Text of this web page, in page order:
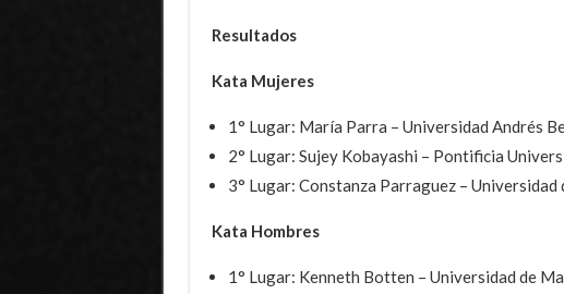
Resultados
Kata Mujeres
1° Lugar: María Parra – Universidad Andrés
2° Lugar: Sujey Kobayashi – Pontificia
3° Lugar: Constanza Parraguez – Universidad
Kata Hombres
1° Lugar: Kenneth Botten – Universidad de